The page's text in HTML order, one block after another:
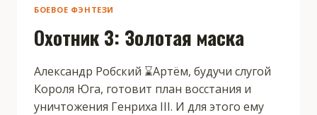
БОЕВОЕ ФЭНТЕЗИ
Охотник 3: Золотая маска
Александр Робский ⌛️Артём, будучи слугой
Короля Юга, готовит план восстания и
уничтожения Генриха III. И для этого ему